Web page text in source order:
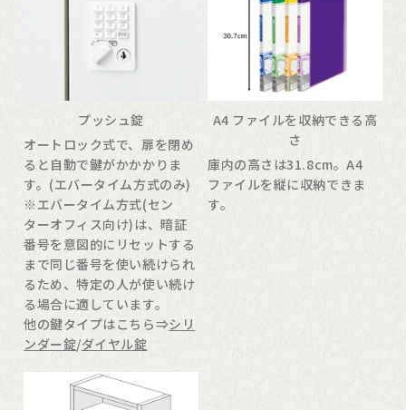
プッシュ錠
オートロック式で、扉を閉め
ると自動で鍵がかかかりま
す。(エバータイム方式のみ)
※エバータイム方式(セン
ターオフィス向け)は、暗証
番号を意図的にリセットする
まで同じ番号を使い続けられ
るため、特定の人が使い続け
る場合に適しています。
他の鍵タイプはこちら⇒シリ
ンダー錠/ダイヤル錠
A4 ファイルを収納できる高
さ
庫内の高さは31.8cm。A4
ファイルを縦に収納できま
す。